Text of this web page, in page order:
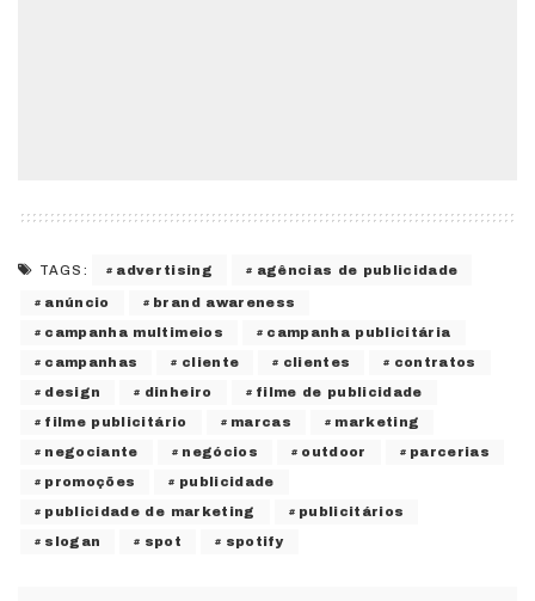
TAGS: advertising agências de publicidade
anúncio brand awareness
campanha multimeios campanha publicitária
campanhas cliente clientes contratos
design dinheiro filme de publicidade
filme publicitário marcas marketing
negociante negócios outdoor parcerias
promoções publicidade
publicidade de marketing publicitários
slogan spot spotify